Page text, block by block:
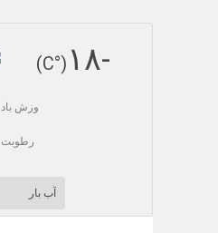
-١٨ (°C)
وزش باد
رطوبت